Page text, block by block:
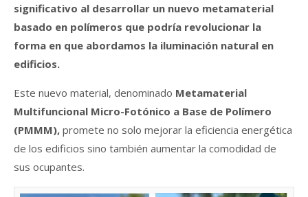
significativo al desarrollar un nuevo metamaterial
basado en polímeros que podría revolucionar la
forma en que abordamos la iluminación natural en
edificios.
Este nuevo material, denominado Metamaterial
Multifuncional Micro-Fotónico a Base de Polímero
(PMMM), promete no solo mejorar la eficiencia energética
de los edificios sino también aumentar la comodidad de
sus ocupantes.